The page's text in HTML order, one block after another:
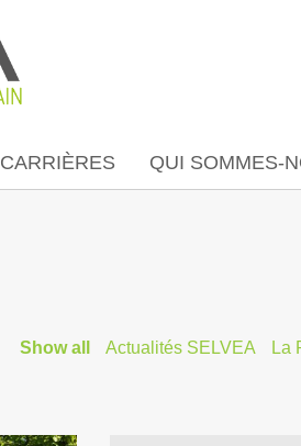
CARRIÈRES QUI SOMMES-
Show all Actualités SELVEA La